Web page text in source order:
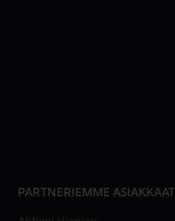
PARTNERIEMME ASIAKKAAT